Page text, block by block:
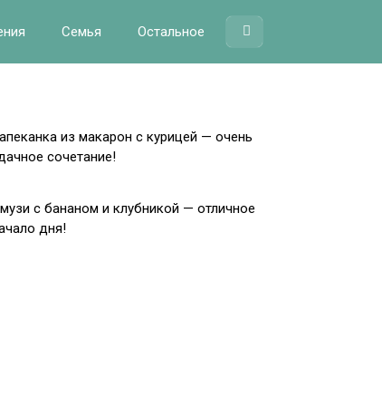
Семья Остальное
из макарон с курицей — очень
сочетание!
с бананом и клубникой — отличное
дня!